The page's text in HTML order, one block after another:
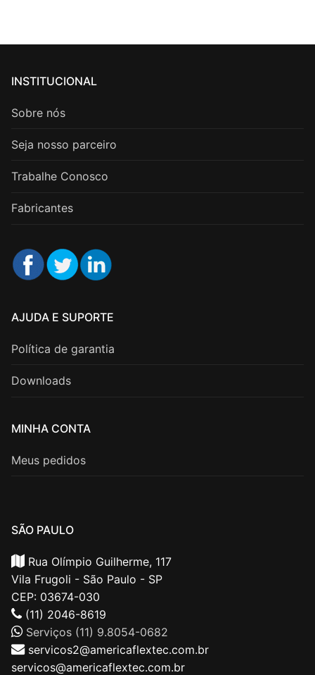
INSTITUCIONAL
Sobre nós
Seja nosso parceiro
Trabalhe Conosco
Fabricantes
AJUDA E SUPORTE
Política de garantia
Downloads
MINHA CONTA
Meus pedidos
SÃO PAULO
Rua Olímpio Guilherme, 117
Vila Frugoli - São Paulo - SP
CEP: 03674-030
(11) 2046-8619
Serviços (11) 9.8054-0682
servicos2@americaflextec.com.br
servicos@americaflextec.com.br